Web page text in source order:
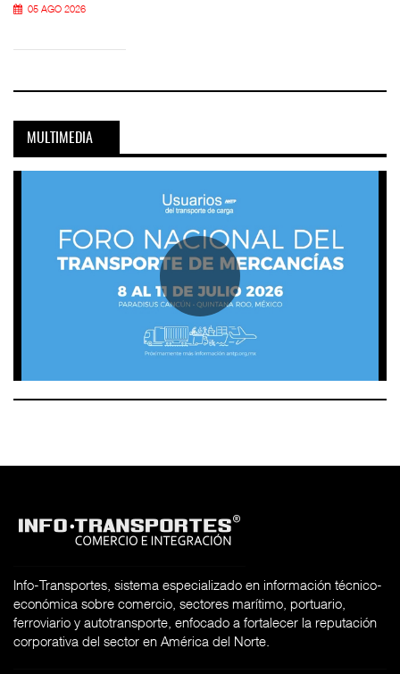
05 AGO 2026
MULTIMEDIA
Info-Transportes, sistema especializado en información técnico-
económica sobre comercio, sectores marítimo, portuario,
ferroviario y autotransporte, enfocado a fortalecer la reputación
corporativa del sector en América del Norte.